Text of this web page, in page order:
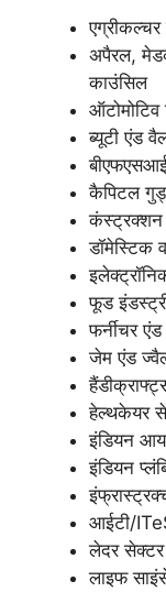
अपैरल,
काउंसिल
ब्यूटी एंड
कैपिटल
कंस्ट्रक्शन
डॉमेस्टिक
फूड
फर्नीचर
जेम एंड
हेल्थकेयर
इंडियन
इंडियन
आईटी/
लेदर
लाइफ